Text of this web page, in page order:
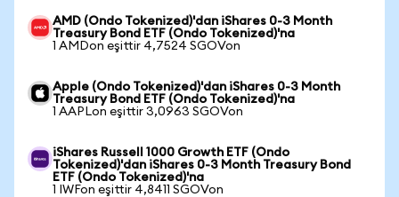
AMD (Ondo Tokenized)'dan iShares 0-3 Month
Treasury Bond ETF (Ondo Tokenized)'na
1 AMDon eşittir 4,7524 SGOVon
Apple (Ondo Tokenized)'dan iShares 0-3 Month
Treasury Bond ETF (Ondo Tokenized)'na
1 AAPLon eşittir 3,0963 SGOVon
iShares Russell 1000 Growth ETF (Ondo
Tokenized)'dan iShares 0-3 Month Treasury Bond
ETF (Ondo Tokenized)'na
1 IWFon eşittir 4,8411 SGOVon